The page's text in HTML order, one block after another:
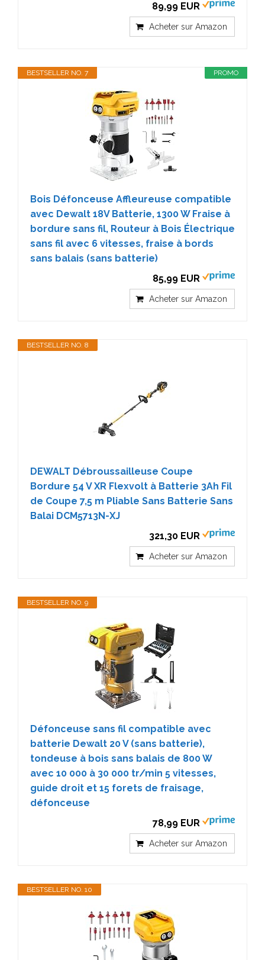
89,99 EUR
Acheter sur Amazon
PROMO
BESTSELLER NO. 7
Bois Défonceuse Affleureuse compatible
avec Dewalt 18V Batterie, 1300 W Fraise à
bordure sans fil, Routeur à Bois Électrique
sans fil avec 6 vitesses, fraise à bords
sans balais (sans batterie)
85,99 EUR
Acheter sur Amazon
BESTSELLER NO. 8
DEWALT Débroussailleuse Coupe
Bordure 54 V XR Flexvolt à Batterie 3Ah Fil
de Coupe 7,5 m Pliable Sans Batterie Sans
Balai DCM5713N-XJ
321,30 EUR
Acheter sur Amazon
BESTSELLER NO. 9
Défonceuse sans fil compatible avec
batterie Dewalt 20 V (sans batterie),
tondeuse à bois sans balais de 800 W
avec 10 000 à 30 000 tr/min 5 vitesses,
guide droit et 15 forets de fraisage,
défonceuse
78,99 EUR
Acheter sur Amazon
BESTSELLER NO. 10